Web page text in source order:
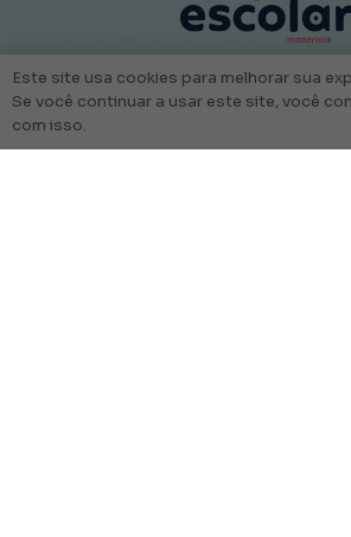
© 2022 Kit Escolar São
Todos os direitos
Este site usa cookies para melhorar sua
Se você continuar a usar este site, você
com isso.